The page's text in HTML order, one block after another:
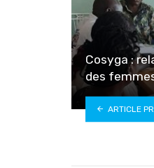
Cosyga :
des
ARTICLE